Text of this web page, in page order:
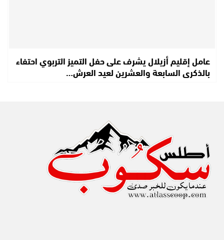
عامل إقليم أزيلال يشرف على حفل التميز التربوي احتفاء
بالذكرى السابعة والعشرين لعيد العرش…